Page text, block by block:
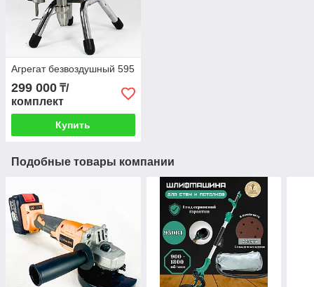
Агрегат безвоздушный 595
299 000 ₸/
комплект
Купить
Подобные товары компании